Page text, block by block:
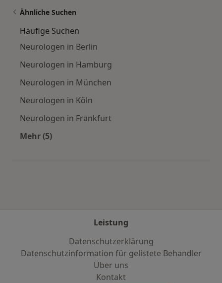
Ähnliche Suchen
Häufige Suchen
Neurologen in Berlin
Neurologen in Hamburg
Neurologen in München
Neurologen in Köln
Neurologen in Frankfurt
Mehr (5)
Leistung
Datenschutzerklärung
Datenschutzinformation für gelistete Behandler
Über uns
Kontakt